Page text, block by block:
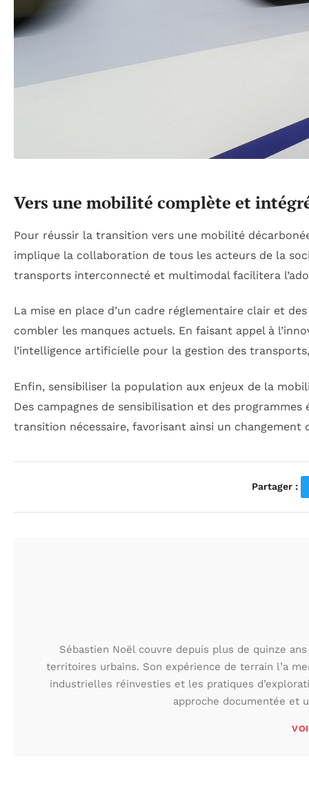
Vers une mobilité complète et
Pour réussir la transition vers une mobilité
implique la collaboration de tous les acteurs de la
transports interconnecté et multimodal facilitera
La mise en place d’un cadre réglementaire clair et
combler les manques actuels. En faisant appel à
l’intelligence artificielle pour la gestion des
Enfin, sensibiliser la population aux enjeux de la
Des campagnes de sensibilisation et des
transition nécessaire, favorisant ainsi un changement
Partager :
Sébastien Noël couvre depuis plus de quinze
territoires urbains. Son expérience de terrain l’a
industrielles réinvesties et les pratiques
approche documentée et